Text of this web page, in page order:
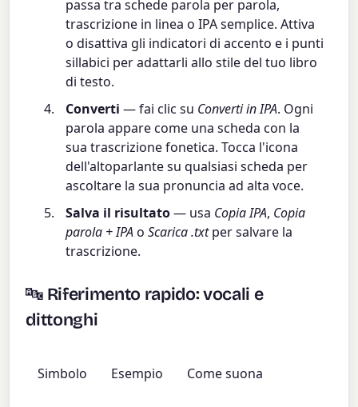
passa tra schede parola per parola,
trascrizione in linea o IPA semplice. Attiva
o disattiva gli indicatori di accento e i punti
sillabici per adattarli allo stile del tuo libro
di testo.
Converti — fai clic su Converti in IPA. Ogni
parola appare come una scheda con la
sua trascrizione fonetica. Tocca l'icona
dell'altoparlante su qualsiasi scheda per
ascoltare la sua pronuncia ad alta voce.
Salva il risultato— usa Copia IPA, Copia
parola + IPAoScarica .txtper salvare la
trascrizione.
🔤 Riferimento rapido: vocali e
dittonghi
Simbolo Esempio Come suona